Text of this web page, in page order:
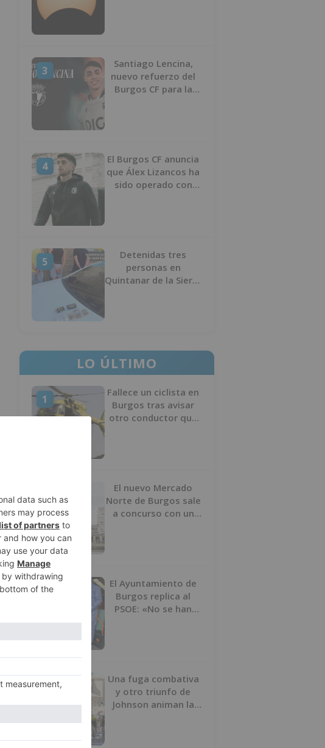
3
Santiago Lencina,
nuevo refuerzo del
Burgos CF para la
4
El Burgos CF anuncia
que Álex Lizancos ha
sido operado con
5
Detenidas tres
personas en
Quintanar de la Sierra
LO ÚLTIMO
1
Fallece un ciclista en
Burgos tras avisar
otro conductor que
2
El nuevo Mercado
Norte de Burgos sale
a concurso con un
3
El Ayuntamiento de
Burgos replica al
PSOE: «No se han
4
Una fuga combativa
y otro triunfo de
Johnson animan la